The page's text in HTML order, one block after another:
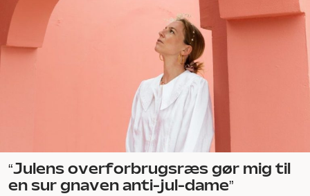
“Julens overforbrugsræs gør mig til
en sur gnaven anti-jul-dame”